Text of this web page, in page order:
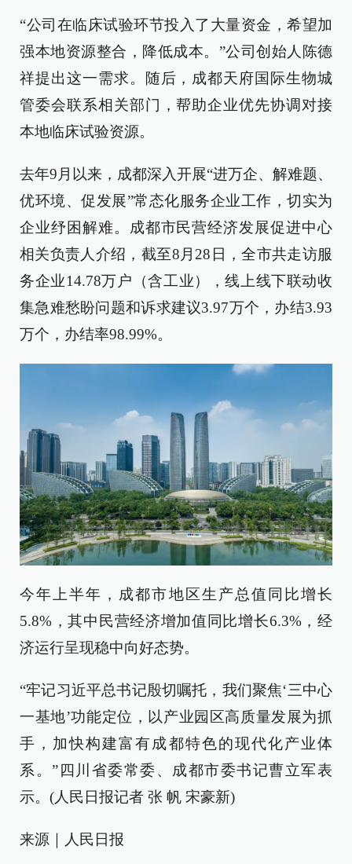
“公司在临床试验环节投入了大量资金，希望加
强本地资源整合，降低成本。”公司创始人陈德
祥提出这一需求。随后，成都天府国际生物城
管委会联系相关部门，帮助企业优先协调对接
本地临床试验资源。
去年9月以来，成都深入开展“进万企、解难题、
优环境、促发展”常态化服务企业工作，切实为
企业纾困解难。成都市民营经济发展促进中心
相关负责人介绍，截至8月28日，全市共走访服
务企业14.78万户（含工业），线上线下联动收
集急难愁盼问题和诉求建议3.97万个，办结3.93
万个，办结率98.99%。
今年上半年，成都市地区生产总值同比增长
5.8%，其中民营经济增加值同比增长6.3%，经
济运行呈现稳中向好态势。
“牢记习近平总书记殷切嘱托，我们聚焦‘三中心
一基地’功能定位，以产业园区高质量发展为抓
手，加快构建富有成都特色的现代化产业体
系。”四川省委常委、成都市委书记曹立军表
示。(人民日报记者 张 帆 宋豪新)
来源｜人民日报